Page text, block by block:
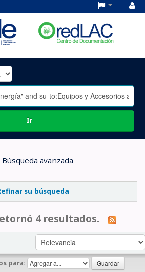
Ir
Búsqueda avanzada
su búsqueda
4 resultados.
para: